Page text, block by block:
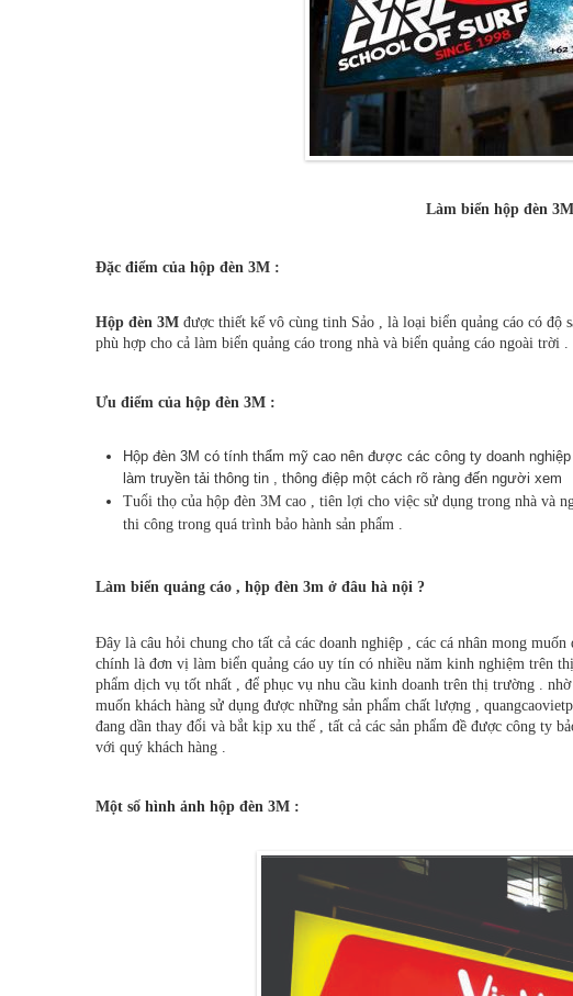
Làm biển hộp đèn
Đặc điểm của hộp đèn 3M :
Hộp đèn 3M được thiết kế vô cùng tinh Sảo , là loại biển quảng cáo có độ
phù hợp cho cả làm biển quảng cáo trong nhà và biển quảng cáo ngoài trời .
Ưu điểm của hộp đèn 3M :
Hộp đèn 3M có tính thẩm mỹ cao nên được các công ty doanh
làm truyền tải thông tin , thông điệp một cách rõ ràng đến người xem
Tuổi thọ của hộp đèn 3M cao , tiên lợi cho việc sử dụng trong nhà và
thi công trong quá trình bảo hành sản phẩm .
Làm biển quảng cáo , hộp đèn 3m ở đâu hà nội ?
Đây là câu hỏi chung cho tất cả các doanh nghiệp , các cá nhân mong
chính là đơn vị làm biển quảng cáo uy tín có nhiều năm kinh nghiệm trên
phẩm dịch vụ tốt nhất , để phục vụ nhu cầu kinh doanh trên thị trường .
muốn khách hàng sử dụng được những sản phẩm chất lượng ,
đang dần thay đổi và bắt kịp xu thế , tất cả các sản phẩm đề được công ty
với quý khách hàng .
Một số hình ảnh hộp đèn 3M :